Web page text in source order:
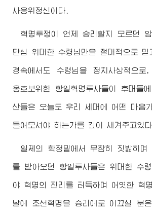
사옹위정신이다.
혁명투쟁이 언제 승리할지 모르던
단심 위대한 수령님 만을 절대적으로
경속에서도 수령님 을 정치사상적으로
옹호보위한 항일혁명투사들이 후대들
산들은 오늘도 우리 세대에 어떤 마음
들어모셔야 하는가를 깊이 새겨주고있다.
일제의 학정밑에서 무참히 짓밟히며
를 받아오던 항일투사들은 위대한 수
야 혁명의 진리를 터득하며 어엿한 혁
날에 조선혁명을 승리에로 이끄실 분